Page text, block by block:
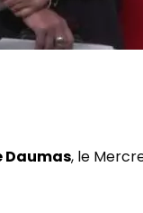
Daumas, le